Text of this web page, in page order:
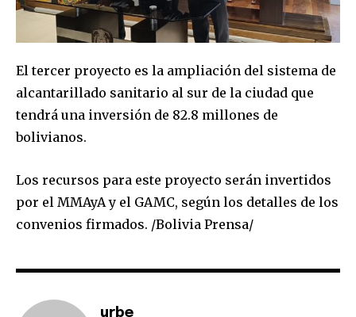
Join our community of
SUBSCRIBERS and be part of the
conversation.
or click the subscribe button below. Don't worry, we respect
your privacy and won't spam your inbox. Your information is
safe with us.
El tercer proyecto es la ampliación del sistema de
alcantarillado sanitario al sur de la ciudad que
tendrá una inversión de 82.8 millones de
bolivianos.
Los recursos para este proyecto serán invertidos
por el MMAyA y el GAMC, según los detalles de los
convenios firmados. /Bolivia Prensa/
urbe